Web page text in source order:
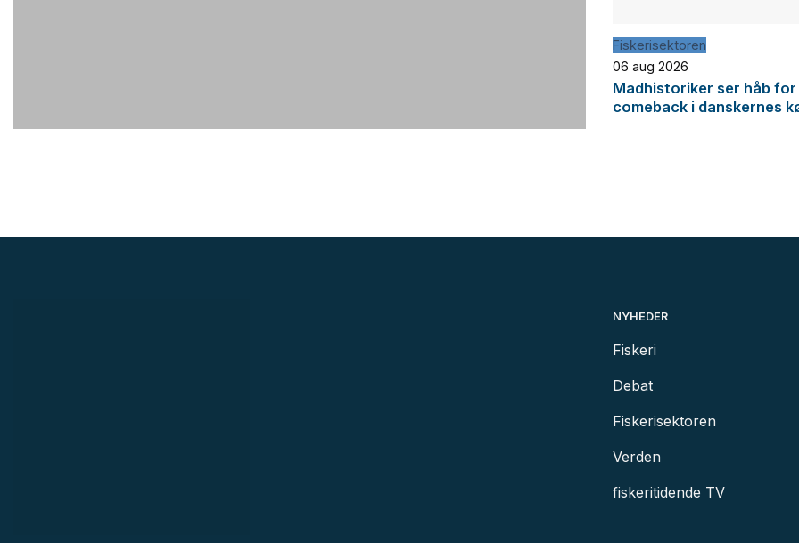
Fiskerisektoren
06 aug 2026
Madhistoriker ser håb
comeback i danskernes
NYHEDER
Fiskeri
Debat
Fiskerisektoren
Verden
fiskeritidende TV